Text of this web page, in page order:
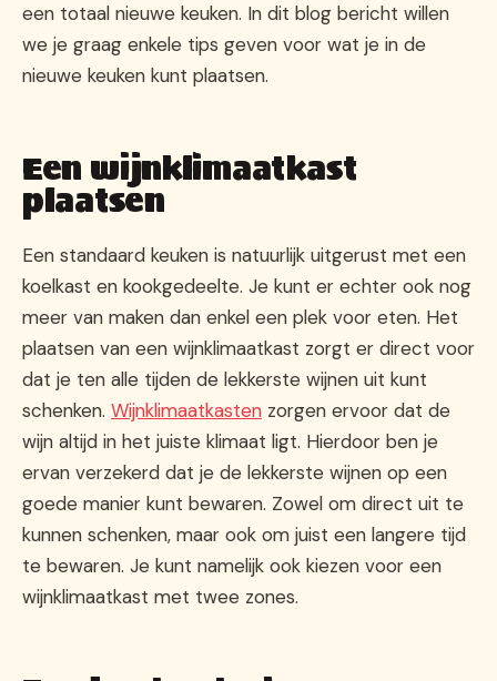
een totaal nieuwe keuken. In dit blog bericht willen
we je graag enkele tips geven voor wat je in de
nieuwe keuken kunt plaatsen.
Een wijnklimaatkast
plaatsen
Een standaard keuken is natuurlijk uitgerust met een
koelkast en kookgedeelte. Je kunt er echter ook nog
meer van maken dan enkel een plek voor eten. Het
plaatsen van een wijnklimaatkast zorgt er direct voor
dat je ten alle tijden de lekkerste wijnen uit kunt
schenken. Wijnklimaatkasten zorgen ervoor dat de
wijn altijd in het juiste klimaat ligt. Hierdoor ben je
ervan verzekerd dat je de lekkerste wijnen op een
goede manier kunt bewaren. Zowel om direct uit te
kunnen schenken, maar ook om juist een langere tijd
te bewaren. Je kunt namelijk ook kiezen voor een
wijnklimaatkast met twee zones.